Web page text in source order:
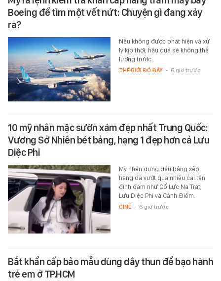
Boeing để tìm một vết nứt: Chuyện gì đang xảy
ra?
Nếu không được phát hiện và xử
lý kịp thời, hậu quả sẽ không thể
lường trước.
THẾ GIỚI ĐÓ ĐÂY - 6 giờ trước
10 mỹ nhân mặc sườn xám đẹp nhất Trung Quốc:
Vương Sở Nhiên bét bảng, hạng 1 đẹp hơn cả Lưu
Diệc Phi
Mỹ nhân đứng đầu bảng xếp
hạng đã vượt qua nhiều cái tên
đình đám như Cổ Lực Na Trát,
Lưu Diệc Phi và Cảnh Điềm.
CINE - 6 giờ trước
Bắt khẩn cấp bảo mẫu dùng dây thun để bạo hành
trẻ em ở TP.HCM